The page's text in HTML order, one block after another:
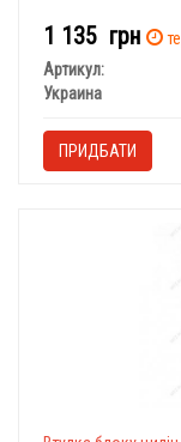
1 135 грн
Артикул:
Украина
ПРИДБАТИ